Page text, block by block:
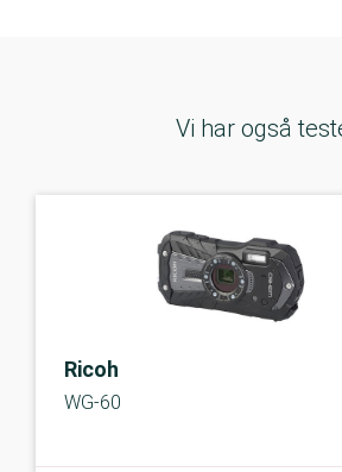
Vi har også
Ricoh
WG-60